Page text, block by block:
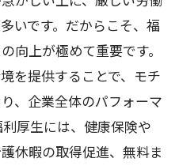
いです。だからこそ、福
向上が極めて重要です。
を提供することで、モチ
、企業全体のパフォーマ
厚生には、健康保険や
休暇の取得促進、無料ま